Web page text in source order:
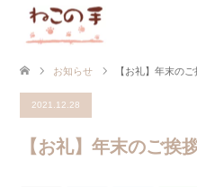
お知らせ 【お礼】年末の
2021.12.28
【お礼】年末のご挨